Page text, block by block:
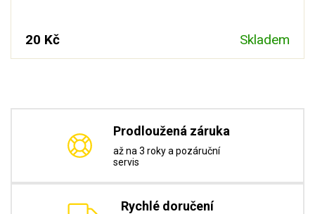
20 Kč Skladem
Prodloužená záruka
až na 3 roky a pozáruční
servis
Rychlé doručení